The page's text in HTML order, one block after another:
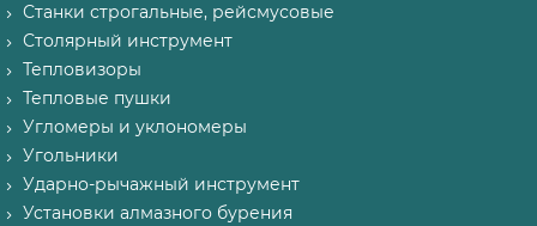
Станки строгальные, рейсмусовые
Столярный инструмент
Тепловизоры
Тепловые пушки
Угломеры и уклономеры
Угольники
Ударно-рычажный инструмент
Установки алмазного бурения